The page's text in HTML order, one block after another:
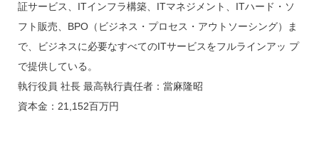
証サービス、ITインフラ構築、ITマネジメント、ITハード・ソ
フト販売、BPO（ビジネス・プロセス・アウトソーシング）ま
で、ビジネスに必要なすべてのITサービスをフルラインアッ プ
で提供している。
執行役員 社長 最高執行責任者：當麻隆昭
資本金：21,152百万円